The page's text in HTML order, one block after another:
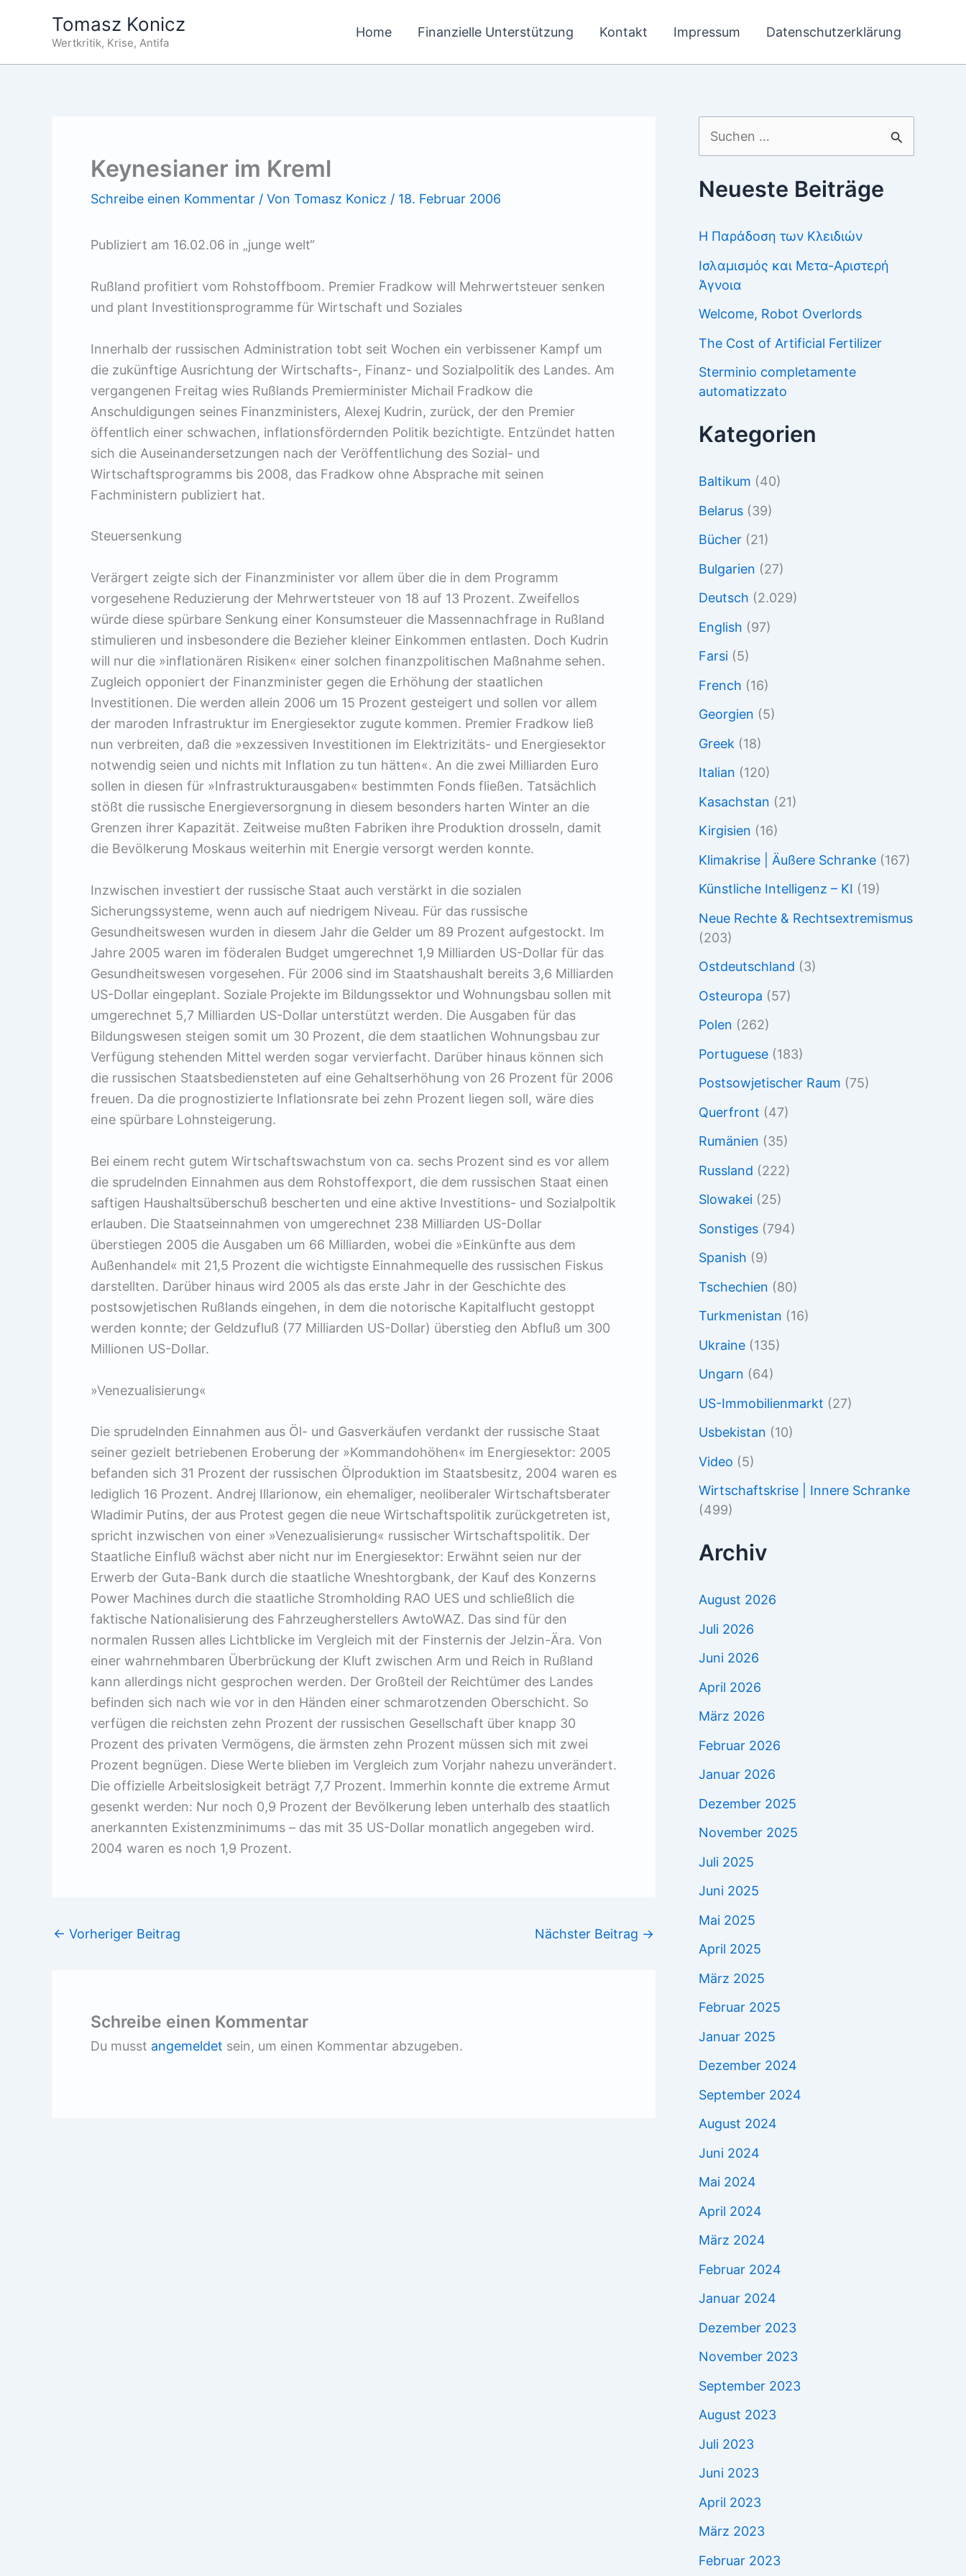
Tomasz Konicz
Wertkritik, Krise, Antifa
Home Finanzielle Unterstützung Kontakt Impressum Datenschutzerklärung
Keynesianer im Kreml
Schreibe einen Kommentar / Von Tomasz Konicz / 18. Februar 2006
Publiziert am 16.02.06 in „junge welt“
Rußland profitiert vom Rohstoffboom. Premier Fradkow will Mehrwertsteuer senken
und plant Investitionsprogramme für Wirtschaft und Soziales
Innerhalb der russischen Administration tobt seit Wochen ein verbissener Kampf um
die zukünftige Ausrichtung der Wirtschafts-, Finanz- und Sozialpolitik des Landes. Am
vergangenen Freitag wies Rußlands Premierminister Michail Fradkow die
Anschuldigungen seines Finanzministers, Alexej Kudrin, zurück, der den Premier
öffentlich einer schwachen, inflationsfördernden Politik bezichtigte. Entzündet hatten
sich die Auseinandersetzungen nach der Veröffentlichung des Sozial- und
Wirtschaftsprogramms bis 2008, das Fradkow ohne Absprache mit seinen
Fachministern publiziert hat.
Steuersenkung
Verärgert zeigte sich der Finanzminister vor allem über die in dem Programm
vorgesehene Reduzierung der Mehrwertsteuer von 18 auf 13 Prozent. Zweifellos
würde diese spürbare Senkung einer Konsumsteuer die Massennachfrage in Rußland
stimulieren und insbesondere die Bezieher kleiner Einkommen entlasten. Doch Kudrin
will nur die »inflationären Risiken« einer solchen finanzpolitischen Maßnahme sehen.
Zugleich opponiert der Finanzminister gegen die Erhöhung der staatlichen
Investitionen. Die werden allein 2006 um 15 Prozent gesteigert und sollen vor allem
der maroden Infrastruktur im Energiesektor zugute kommen. Premier Fradkow ließ
nun verbreiten, daß die »exzessiven Investitionen im Elektrizitäts- und Energiesektor
notwendig seien und nichts mit Inflation zu tun hätten«. An die zwei Milliarden Euro
sollen in diesen für »Infrastrukturausgaben« bestimmten Fonds fließen. Tatsächlich
stößt die russische Energieversorgnung in diesem besonders harten Winter an die
Grenzen ihrer Kapazität. Zeitweise mußten Fabriken ihre Produktion drosseln, damit
die Bevölkerung Moskaus weiterhin mit Energie versorgt werden konnte.
Inzwischen investiert der russische Staat auch verstärkt in die sozialen
Sicherungssysteme, wenn auch auf niedrigem Niveau. Für das russische
Gesundheitswesen wurden in diesem Jahr die Gelder um 89 Prozent aufgestockt. Im
Jahre 2005 waren im föderalen Budget umgerechnet 1,9 Milliarden US-Dollar für das
Gesundheitswesen vorgesehen. Für 2006 sind im Staatshaushalt bereits 3,6 Milliarden
US-Dollar eingeplant. Soziale Projekte im Bildungssektor und Wohnungsbau sollen mit
umgerechnet 5,7 Milliarden US-Dollar unterstützt werden. Die Ausgaben für das
Bildungswesen steigen somit um 30 Prozent, die dem staatlichen Wohnungsbau zur
Verfügung stehenden Mittel werden sogar vervierfacht. Darüber hinaus können sich
die russischen Staatsbediensteten auf eine Gehaltserhöhung von 26 Prozent für 2006
freuen. Da die prognostizierte Inflationsrate bei zehn Prozent liegen soll, wäre dies
eine spürbare Lohnsteigerung.
Bei einem recht gutem Wirtschaftswachstum von ca. sechs Prozent sind es vor allem
die sprudelnden Einnahmen aus dem Rohstoffexport, die dem russischen Staat einen
saftigen Haushaltsüberschuß bescherten und eine aktive Investitions- und Sozialpoltik
erlauben. Die Staatseinnahmen von umgerechnet 238 Milliarden US-Dollar
überstiegen 2005 die Ausgaben um 66 Milliarden, wobei die »Einkünfte aus dem
Außenhandel« mit 21,5 Prozent die wichtigste Einnahmequelle des russischen Fiskus
darstellten. Darüber hinaus wird 2005 als das erste Jahr in der Geschichte des
postsowjetischen Rußlands eingehen, in dem die notorische Kapitalflucht gestoppt
werden konnte; der Geldzufluß (77 Milliarden US-Dollar) überstieg den Abfluß um 300
Millionen US-Dollar.
»Venezualisierung«
Die sprudelnden Einnahmen aus Öl- und Gasverkäufen verdankt der russische Staat
seiner gezielt betriebenen Eroberung der »Kommandohöhen« im Energiesektor: 2005
befanden sich 31 Prozent der russischen Ölproduktion im Staatsbesitz, 2004 waren es
lediglich 16 Prozent. Andrej Illarionow, ein ehemaliger, neoliberaler Wirtschaftsberater
Wladimir Putins, der aus Protest gegen die neue Wirtschaftspolitik zurückgetreten ist,
spricht inzwischen von einer »Venezualisierung« russischer Wirtschaftspolitik. Der
Staatliche Einfluß wächst aber nicht nur im Energiesektor: Erwähnt seien nur der
Erwerb der Guta-Bank durch die staatliche Wneshtorgbank, der Kauf des Konzerns
Power Machines durch die staatliche Stromholding RAO UES und schließlich die
faktische Nationalisierung des Fahrzeugherstellers AwtoWAZ. Das sind für den
normalen Russen alles Lichtblicke im Vergleich mit der Finsternis der Jelzin-Ära. Von
einer wahrnehmbaren Überbrückung der Kluft zwischen Arm und Reich in Rußland
kann allerdings nicht gesprochen werden. Der Großteil der Reichtümer des Landes
befinden sich nach wie vor in den Händen einer schmarotzenden Oberschicht. So
verfügen die reichsten zehn Prozent der russischen Gesellschaft über knapp 30
Prozent des privaten Vermögens, die ärmsten zehn Prozent müssen sich mit zwei
Prozent begnügen. Diese Werte blieben im Vergleich zum Vorjahr nahezu unverändert.
Die offizielle Arbeitslosigkeit beträgt 7,7 Prozent. Immerhin konnte die extreme Armut
gesenkt werden: Nur noch 0,9 Prozent der Bevölkerung leben unterhalb des staatlich
anerkannten Existenzminimums – das mit 35 US-Dollar monatlich angegeben wird.
2004 waren es noch 1,9 Prozent.
← Vorheriger Beitrag Nächster Beitrag →
Schreibe einen Kommentar
Du musst angemeldet sein, um einen Kommentar abzugeben.
Suchen
nach:
Neueste Beiträge
Η Παράδοση των Κλειδιών
Ισλαμισμός και Μετα-Αριστερή
Άγνοια
Welcome, Robot Overlords
The Cost of Artificial Fertilizer
Sterminio completamente
automatizzato
Kategorien
Baltikum (40)
Belarus (39)
Bücher (21)
Bulgarien (27)
Deutsch (2.029)
English (97)
Farsi (5)
French (16)
Georgien (5)
Greek (18)
Italian (120)
Kasachstan (21)
Kirgisien (16)
Klimakrise | Äußere Schranke (167)
Künstliche Intelligenz – KI (19)
Neue Rechte & Rechtsextremismus
(203)
Ostdeutschland (3)
Osteuropa (57)
Polen (262)
Portuguese (183)
Postsowjetischer Raum (75)
Querfront (47)
Rumänien (35)
Russland (222)
Slowakei (25)
Sonstiges (794)
Spanish (9)
Tschechien (80)
Turkmenistan (16)
Ukraine (135)
Ungarn (64)
US-Immobilienmarkt (27)
Usbekistan (10)
Video (5)
Wirtschaftskrise | Innere Schranke
(499)
Archiv
August 2026
Juli 2026
Juni 2026
April 2026
März 2026
Februar 2026
Januar 2026
Dezember 2025
November 2025
Juli 2025
Juni 2025
Mai 2025
April 2025
März 2025
Februar 2025
Januar 2025
Dezember 2024
September 2024
August 2024
Juni 2024
Mai 2024
April 2024
März 2024
Februar 2024
Januar 2024
Dezember 2023
November 2023
September 2023
August 2023
Juli 2023
Juni 2023
April 2023
März 2023
Februar 2023